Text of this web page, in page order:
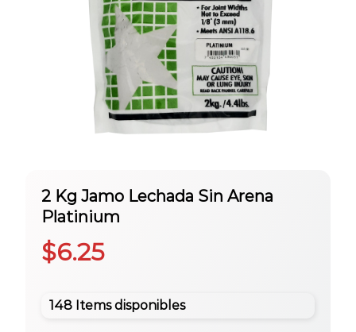
2 Kg Jamo Lechada Sin Arena
Platinium
$6.25
148 Items disponibles